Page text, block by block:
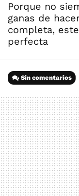
Porque no
ganas de
completa,
perfecta
Sin comentarios